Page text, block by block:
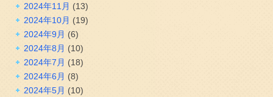
2024年11月 (13)
2024年10月 (19)
2024年9月 (6)
2024年8月 (10)
2024年7月 (18)
2024年6月 (8)
2024年5月 (10)